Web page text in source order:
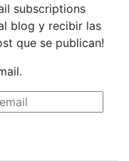
subscriptions
blog y recibir las
que se publican!